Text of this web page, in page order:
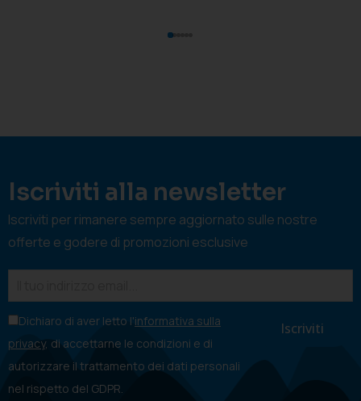
Iscriviti alla newsletter
Iscriviti per rimanere sempre aggiornato sulle nostre
offerte e godere di promozioni esclusive
Dichiaro di aver letto l'informativa sulla
privacy, di accettarne le condizioni e di
autorizzare il trattamento dei dati personali
nel rispetto del GDPR.